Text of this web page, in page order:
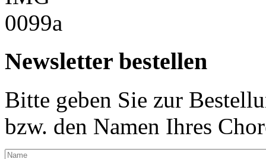
Newsletter bestellen
Bitte geben Sie zur
bzw. den Namen Ihres